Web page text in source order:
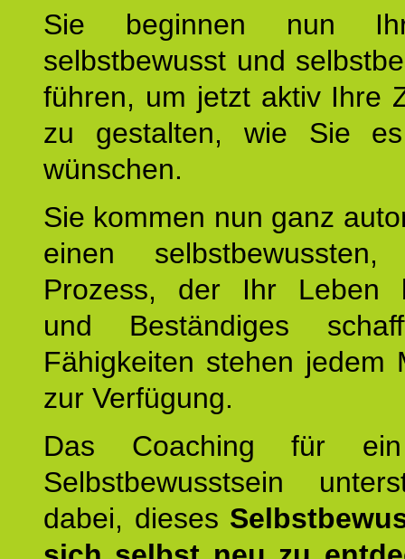
Sie beginnen nun
selbstbewusst und
führen, um jetzt aktiv Ihre
zu gestalten, wie Sie
wünschen.
Sie kommen nun ganz
einen selbstbewussten,
Prozess, der Ihr Leben
und Beständiges
Fähigkeiten stehen jedem
zur Verfügung.
Das Coaching für
Selbstbewusstsein
dabei, dieses